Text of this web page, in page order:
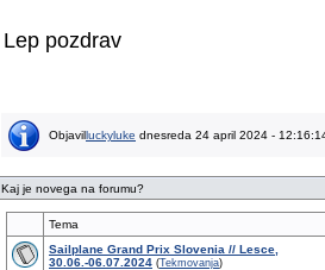
Lep pozdrav
Objavilluckyluke dnesreda 24 april 2024 -
Kaj je novega na forumu?
Tema
Sailplane Grand Prix Slovenia // Lesce,
30.06.-06.07.2024 (Tekmovanja)